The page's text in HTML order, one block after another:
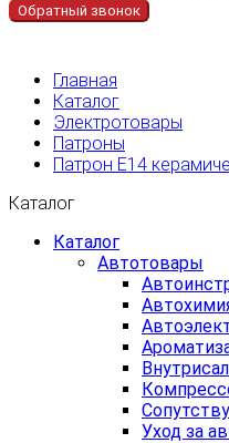
Обратный звонок
Главная
Каталог
Электротовары
Патроны
Патрон Е14
Каталог
Каталог
Автотовары
Уход за